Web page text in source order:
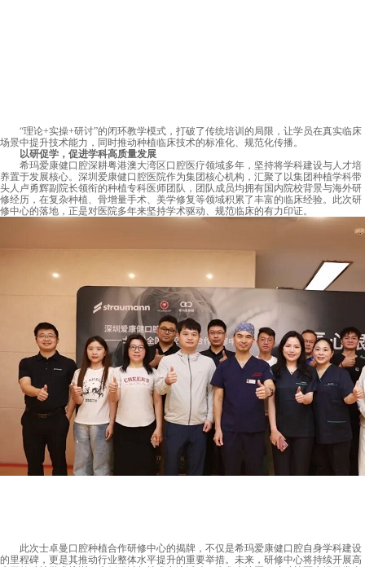
“理论+实操+研讨”的闭环教学模式，打破了传统培训的局限，让学员在真实临床
场景中提升技术能力，同时推动种植临床技术的标准化、规范化传播。
以研促学，促进学科高质量发展
希玛爱康健口腔深耕粤港澳大湾区口腔医疗领域多年，坚持将学科建设与人才培
养置于发展核心。深圳爱康健口腔医院作为集团核心机构，汇聚了以集团种植学科带
头人卢勇辉副院长领衔的种植专科医师团队，团队成员均拥有国内院校背景与海外研
修经历，在复杂种植、骨增量手术、美学修复等领域积累了丰富的临床经验。此次研
修中心的落地，正是对医院多年来坚持学术驱动、规范临床的有力印证。
此次士卓曼口腔种植合作研修中心的揭牌，不仅是希玛爱康健口腔自身学科建设
的里程碑，更是其推动行业整体水平提升的重要举措。未来，研修中心将持续开展高